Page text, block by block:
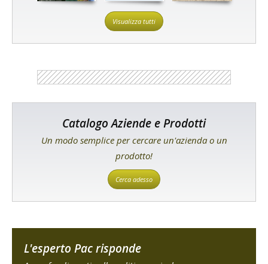
Visualizza tutti
Catalogo Aziende e Prodotti
Un modo semplice per cercare un'azienda o un
prodotto!
Cerca adesso
L'esperto Pac risponde